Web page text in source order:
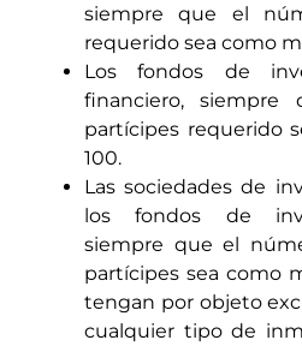
siempre que el
requerido sea como
Los fondos de
financiero,
partícipes requerido
100.
Las sociedades de
los fondos de
siempre que el
partícipes sea como
tengan por objeto
cualquier tipo de